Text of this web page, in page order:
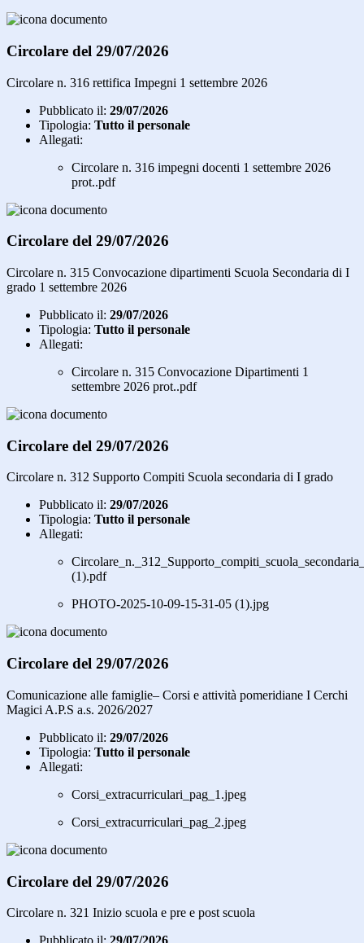
Circolare del 29/07/2026
Circolare n. 316 rettifica Impegni 1 settembre 2026
Pubblicato il: 29/07/2026
Tipologia: Tutto il personale
Allegati:
Circolare n. 316 impegni docenti 1 settembre 2026
prot..pdf
Circolare del 29/07/2026
Circolare n. 315 Convocazione dipartimenti Scuola Secondaria di I
grado 1 settembre 2026
Pubblicato il: 29/07/2026
Tipologia: Tutto il personale
Allegati:
Circolare n. 315 Convocazione Dipartimenti 1
settembre 2026 prot..pdf
Circolare del 29/07/2026
Circolare n. 312 Supporto Compiti Scuola secondaria di I grado
Pubblicato il: 29/07/2026
Tipologia: Tutto il personale
Allegati:
(1).pdf
PHOTO-2025-10-09-15-31-05 (1).jpg
Circolare del 29/07/2026
Comunicazione alle famiglie– Corsi e attività pomeridiane I Cerchi
Magici A.P.S a.s. 2026/2027
Pubblicato il: 29/07/2026
Tipologia: Tutto il personale
Allegati:
Corsi_extracurriculari_pag_1.jpeg
Corsi_extracurriculari_pag_2.jpeg
Circolare del 29/07/2026
Circolare n. 321 Inizio scuola e pre e post scuola